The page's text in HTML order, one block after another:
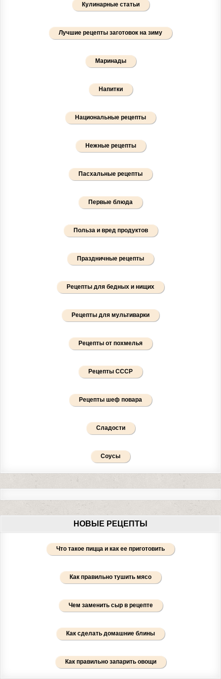
Кулинарные статьи
Лучшие рецепты заготовок на зиму
Маринады
Напитки
Национальные рецепты
Нежные рецепты
Пасхальные рецепты
Первые блюда
Польза и вред продуктов
Праздничные рецепты
Рецепты для бедных и нищих
Рецепты для мультиварки
Рецепты от похмелья
Рецепты СССР
Рецепты шеф повара
Сладости
Соусы
НОВЫЕ РЕЦЕПТЫ
Что такое пицца и как ее приготовить
Как правильно тушить мясо
Чем заменить сыр в рецепте
Как сделать домашние блины
Как правильно запарить овощи